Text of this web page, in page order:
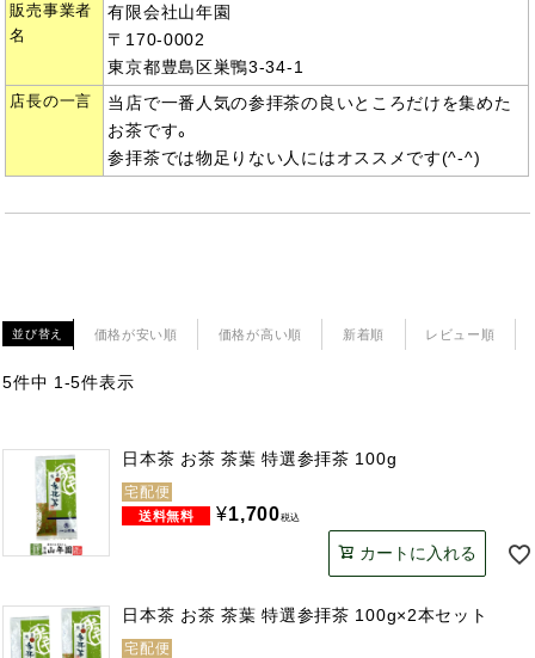
販売事業者
名
有限会社山年園
〒170-0002
東京都豊島区巣鴨3-34-1
店長の一言
当店で一番人気の参拝茶の良いところだけを集めた
お茶です。
参拝茶では物足りない人にはオススメです(^-^)
並び替え 価格が安い順 価格が高い順 新着順 レビュー順
5件中 1 -5件表示
日本茶 お茶 茶葉 特選参拝茶 100g
宅配便
¥1,700税込
カートに入れる
日本茶 お茶 茶葉 特選参拝茶 100g×2本セット
宅配便